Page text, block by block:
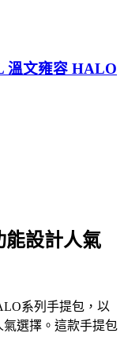
溫文雍容 HALO
能設計人氣
系列手提包，以
選擇。這款手提包